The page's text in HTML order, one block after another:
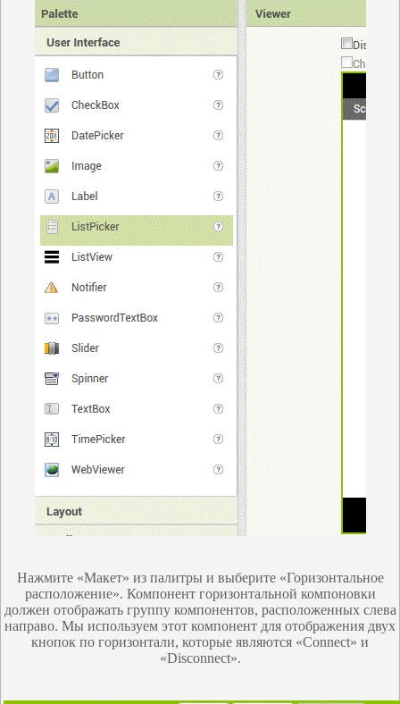
Нажмите «Макет» из палитры и выберите «Горизонтальное
расположение». Компонент горизонтальной компоновки
должен отображать группу компонентов, расположенных слева
направо. Мы используем этот компонент для отображения двух
кнопок по горизонтали, которые являются «Connect» и
«Disconnect».